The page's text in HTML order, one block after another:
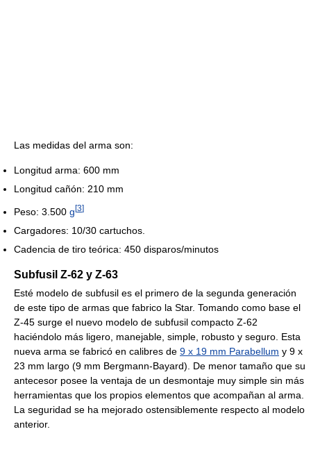
Las medidas del arma son:
Longitud arma: 600 mm
Longitud cañón: 210 mm
Peso: 3.500 g[3]
Cargadores: 10/30 cartuchos.
Cadencia de tiro teórica: 450 disparos/minutos
Subfusil Z-62 y Z-63
Esté modelo de subfusil es el primero de la segunda generación
de este tipo de armas que fabrico la Star. Tomando como base el
Z-45 surge el nuevo modelo de subfusil compacto Z-62
haciéndolo más ligero, manejable, simple, robusto y seguro. Esta
nueva arma se fabricó en calibres de 9 x 19 mm Parabellum y 9 x
23 mm largo (9 mm Bergmann-Bayard). De menor tamaño que su
antecesor posee la ventaja de un desmontaje muy simple sin más
herramientas que los propios elementos que acompañan al arma.
La seguridad se ha mejorado ostensiblemente respecto al modelo
anterior.